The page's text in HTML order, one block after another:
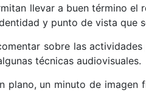
llevar a buen término el
y punto de vista que
sobre las
técnicas audiovisuales.
plano, un minuto de imagen